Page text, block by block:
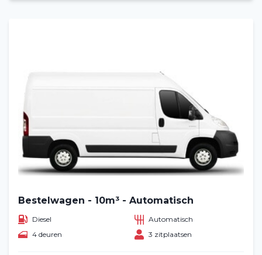
Bestelwagen - 10m³ - Automatisch
Diesel
Automatisch
4 deuren
3 zitplaatsen